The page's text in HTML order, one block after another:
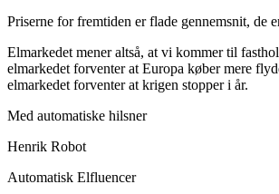
Priserne for fremtiden er flade gennemsnit, de
Elmarkedet mener altså, at vi kommer til
elmarkedet forventer at Europa køber mere
elmarkedet forventer at krigen stopper i år.
Med automatiske hilsner
Henrik Robot
Automatisk Elfluencer